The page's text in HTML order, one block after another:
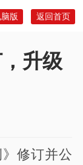
返回首页
版
升级
修订并公